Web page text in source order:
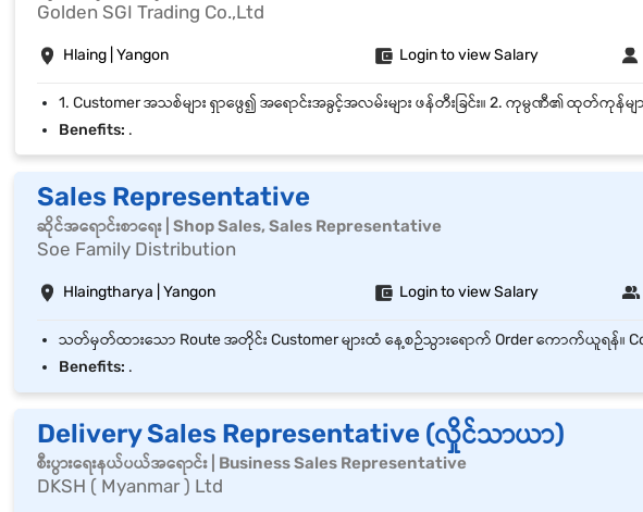
Golden SGI Trading Co.,Ltd
Hlaing | Yangon Login to view Salary
Benefits: .
Sales Representative
ဆိုင်အရောင်းစာရေး | Shop Sales, Sales Representative
Soe Family Distribution
Hlaingtharya | Yangon Login to view Salary
Benefits: .
Delivery Sales Representative (လှိုင်သာယာ)
စီးပွားရေးနယ်ပယ်အရောင်း | Business Sales Representative
DKSH ( Myanmar ) Ltd